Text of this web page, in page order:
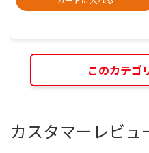
このカテゴ
カスタマーレビュ